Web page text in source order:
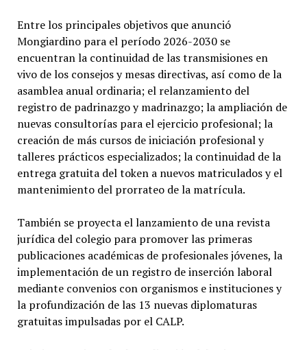
Entre los principales objetivos que anunció
Mongiardino para el período 2026-2030 se
encuentran la continuidad de las transmisiones en
vivo de los consejos y mesas directivas, así como de la
asamblea anual ordinaria; el relanzamiento del
registro de padrinazgo y madrinazgo; la ampliación de
nuevas consultorías para el ejercicio profesional; la
creación de más cursos de iniciación profesional y
talleres prácticos especializados; la continuidad de la
entrega gratuita del token a nuevos matriculados y el
mantenimiento del prorrateo de la matrícula.
También se proyecta el lanzamiento de una revista
jurídica del colegio para promover las primeras
publicaciones académicas de profesionales jóvenes, la
implementación de un registro de inserción laboral
mediante convenios con organismos e instituciones y
la profundización de las 13 nuevas diplomaturas
gratuitas impulsadas por el CALP.